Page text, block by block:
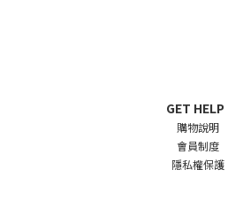
GET HELP
購物說明
會員制度
隱私權保護